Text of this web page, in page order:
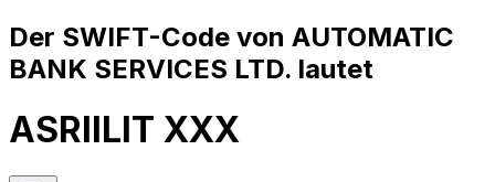
Der SWIFT-Code von AUTOMATIC
BANK SERVICES LTD. lautet
ASRIILIT XXX